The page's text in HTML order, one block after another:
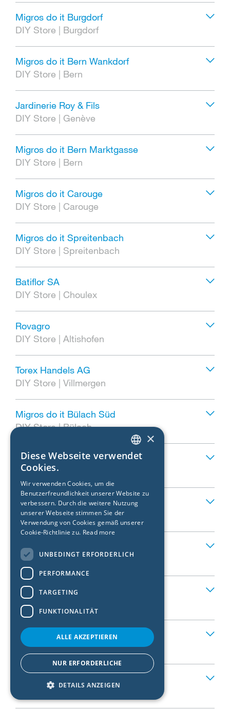
Migros do it Burgdorf
DIY Store | Burgdorf
Migros do it Bern Wankdorf
DIY Store | Bern
Jardinerie Roy & Fils
DIY Store | Genève
Migros do it Bern Marktgasse
DIY Store | Bern
Migros do it Carouge
DIY Store | Carouge
Migros do it Spreitenbach
DIY Store | Spreitenbach
Batiflor SA
DIY Store | Choulex
Rovagro
DIY Store | Altishofen
Torex Handels AG
DIY Store | Villmergen
Migros do it Bülach Süd
DIY Store|Bülach
Bachenbülach Jumbo Maximo
DIY Store|
Buri AG
DIY Store|Hasle b. Burgdorf
Allmendingen Jumbo Maximo
DIY Store|Allmendingen bei Bern
Reinach AG Jumbo
DIY Store
Migros do it Pfungen
DIY Store|Pfungen
Bauhaus Schlieren
DIY Store
ENGLISH
FRENCH
CZECH
NORWEGIAN
×
Diese Webseite verwendet
Cookies.
Wir verwenden Cookies, um die
Benutzerfreundlichkeit unserer Website zu
verbessern. Durch die weitere Nutzung
unserer Webseite stimmen Sie der
Verwendung von Cookies gemäß unserer
Cookie-Richtlinie zu. Read more
UNBEDINGT ERFORDERLICH
PERFORMANCE
TARGETING
FUNKTIONALITÄT
ALLE AKZEPTIEREN
NUR ERFORDERLICHE
DETAILS ANZEIGEN